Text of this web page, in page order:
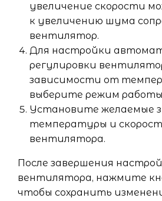
увеличение скорости
к увеличению шума
вентилятор.
Для настройки
регулировки
зависимости от
выберите режим
Установите желаемые
температуры и
вентилятора.
После завершения
вентилятора, нажмите
чтобы сохранить